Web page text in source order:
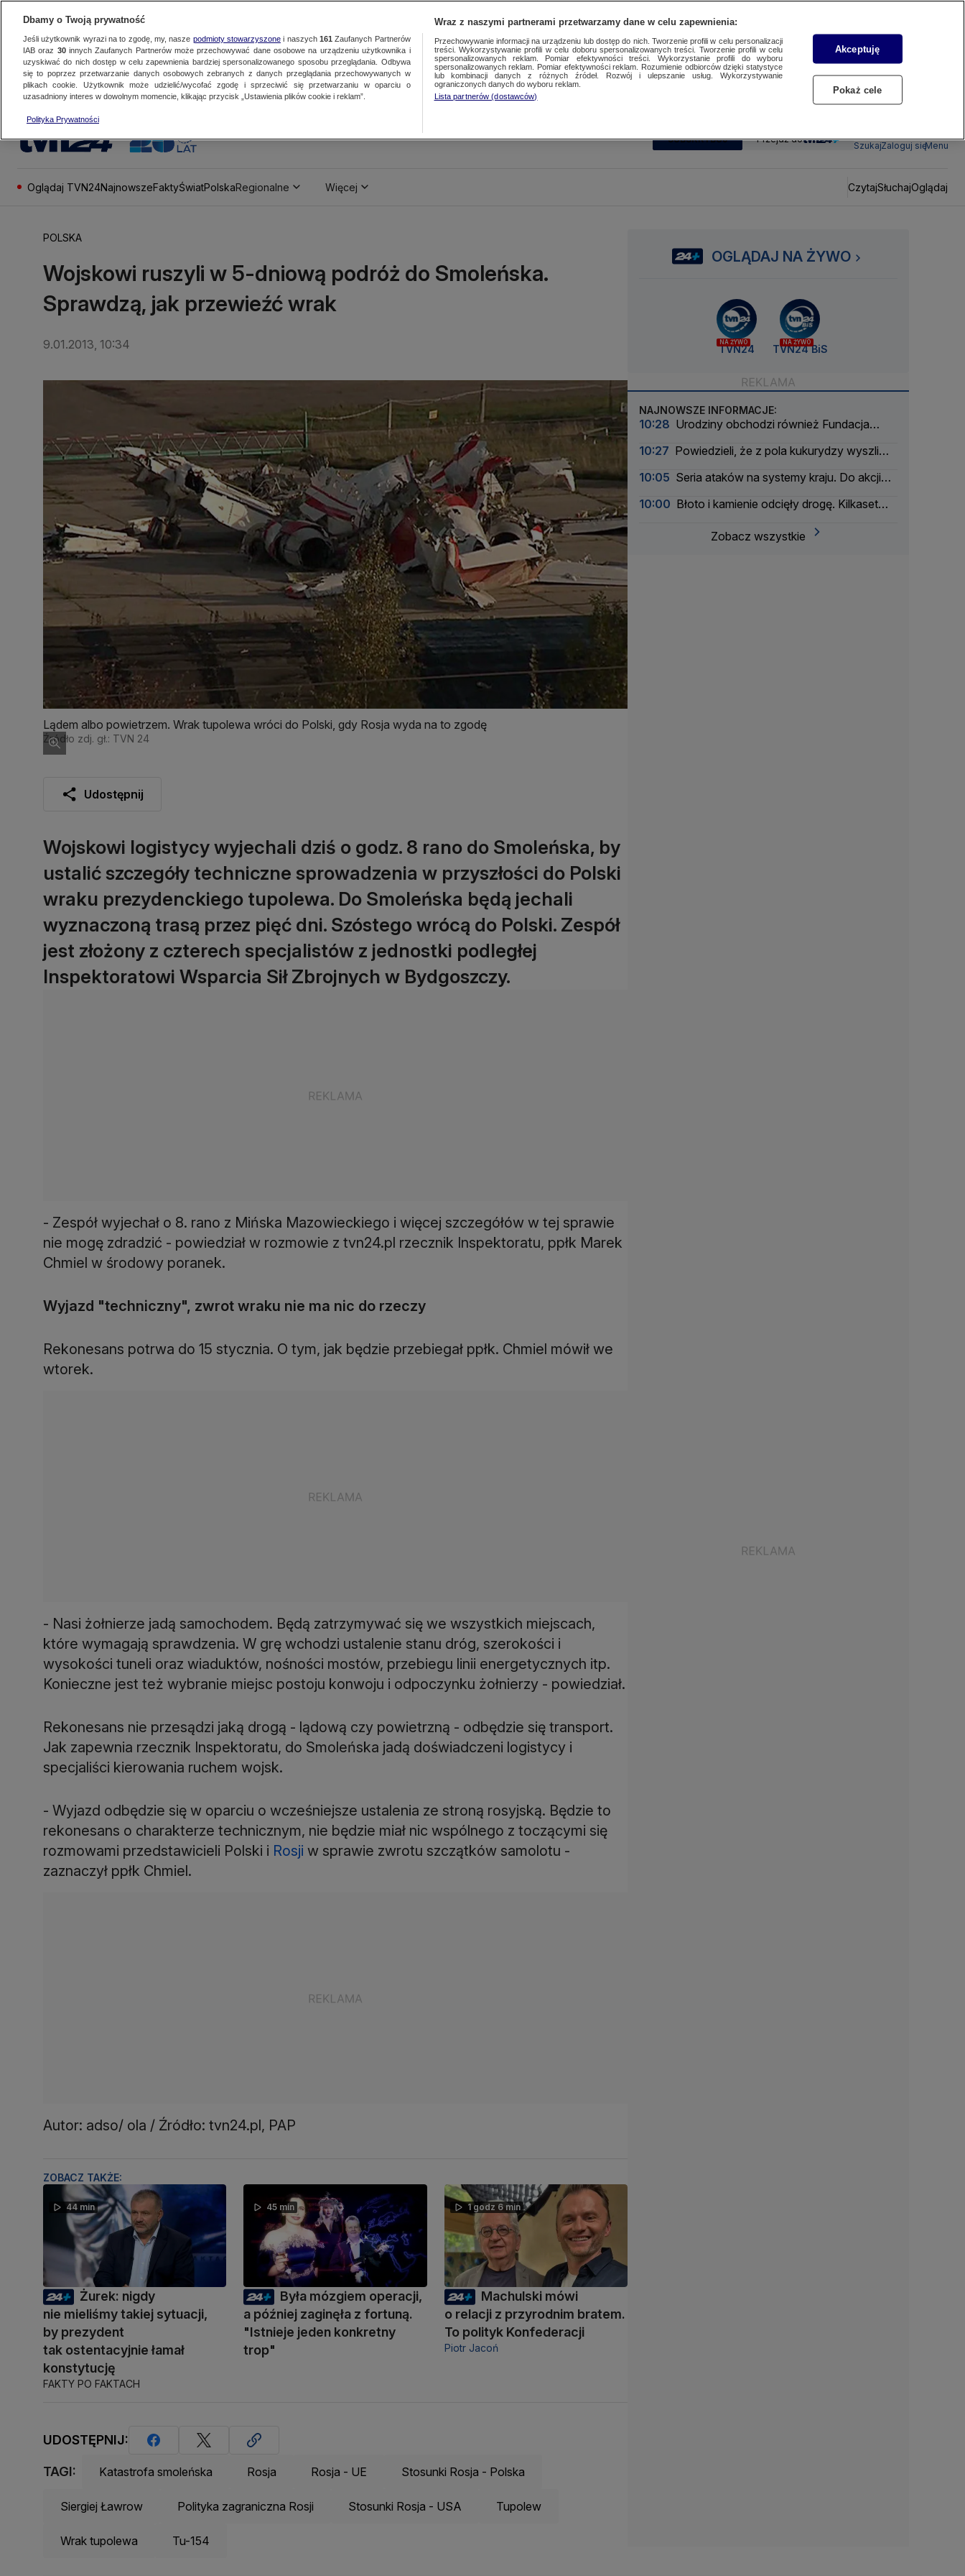
SUBSKRYBUJ Przejdź do
SzukajZaloguj sięMenu
Oglądaj TVN24NajnowszeFaktyŚwiatPolskaRegionalne Więcej CzytajSłuchajOglądaj
POLSKA
Wojskowi ruszyli w 5-dniową podróż do Smoleńska.
Sprawdzą, jak przewieźć wrak
9.01.2013, 10:34
Lądem albo powietrzem. Wrak tupolewa wróci do Polski, gdy Rosja wyda na to zgodę
Źródło zdj. gł.: TVN 24
Udostępnij
Wojskowi logistycy wyjechali dziś o godz. 8 rano do Smoleńska, by
ustalić szczegóły techniczne sprowadzenia w przyszłości do Polski
wraku prezydenckiego tupolewa. Do Smoleńska będą jechali
wyznaczoną trasą przez pięć dni. Szóstego wrócą do Polski. Zespół
jest złożony z czterech specjalistów z jednostki podległej
Inspektoratowi Wsparcia Sił Zbrojnych w Bydgoszczy.
- Zespół wyjechał o 8. rano z Mińska Mazowieckiego i więcej szczegółów w tej sprawie
nie mogę zdradzić - powiedział w rozmowie z tvn24.pl rzecznik Inspektoratu, ppłk Marek
Chmiel w środowy poranek.
Wyjazd "techniczny", zwrot wraku nie ma nic do rzeczy
Rekonesans potrwa do 15 stycznia. O tym, jak będzie przebiegał ppłk. Chmiel mówił we
wtorek.
- Nasi żołnierze jadą samochodem. Będą zatrzymywać się we wszystkich miejscach,
które wymagają sprawdzenia. W grę wchodzi ustalenie stanu dróg, szerokości i
wysokości tuneli oraz wiaduktów, nośności mostów, przebiegu linii energetycznych itp.
Konieczne jest też wybranie miejsc postoju konwoju i odpoczynku żołnierzy - powiedział.
Rekonesans nie przesądzi jaką drogą - lądową czy powietrzną - odbędzie się transport.
Jak zapewnia rzecznik Inspektoratu, do Smoleńska jadą doświadczeni logistycy i
specjaliści kierowania ruchem wojsk.
- Wyjazd odbędzie się w oparciu o wcześniejsze ustalenia ze stroną rosyjską. Będzie to
rekonesans o charakterze technicznym, nie będzie miał nic wspólnego z toczącymi się
rozmowami przedstawicieli Polski i Rosji w sprawie zwrotu szczątków samolotu -
zaznaczył ppłk Chmiel.
Autor: adso/ ola / Źródło: tvn24.pl, PAP
ZOBACZ TAKŻE:
44 min
Żurek: nigdy
nie mieliśmy takiej sytuacji,
by prezydent
tak ostentacyjnie łamał
konstytucję
FAKTY PO FAKTACH
45 min
Była mózgiem operacji,
a później zaginęła z fortuną.
"Istnieje jeden konkretny
trop"
1 godz 6 min
Machulski mówi
o relacji z przyrodnim bratem.
To polityk Konfederacji
Piotr Jacoń
UDOSTĘPNIJ:
TAGI: Katastrofa smoleńska Rosja Rosja - UE Stosunki Rosja - Polska
Siergiej Ławrow Polityka zagraniczna Rosji Stosunki Rosja - USA Tupolew
Wrak tupolewa Tu-154
OGLĄDAJ NA ŻYWO
NA ŻYWO
TVN24
NA ŻYWO
TVN24 BiS
NAJNOWSZE INFORMACJE:
10:28 Urodziny obchodzi również Fundacja
10:27 Powiedzieli, że z pola kukurydzy wyszli
10:05 Seria ataków na systemy kraju. Do akcji
10:00 Błoto i kamienie odcięły drogę. Kilkaset
Zobacz wszystkie
Dbamy o Twoją prywatność
Jeśli użytkownik wyrazi na to zgodę, my, nasze podmioty stowarzyszonei naszych 161 Zaufanych Partnerów
IAB oraz 30innych Zaufanych Partnerów może przechowywać dane osobowe na urządzeniu użytkownika i
uzyskiwać do nich dostęp w celu zapewnienia bardziej spersonalizowanego sposobu przeglądania. Odbywa
się to poprzez przetwarzanie danych osobowych zebranych z danych przeglądania przechowywanych w
plikach cookie. Użytkownik może udzielić/wycofać zgodę i sprzeciwić się przetwarzaniu w oparciu o
uzasadniony interes w dowolnym momencie, klikając przycisk „Ustawienia plików cookie i reklam”.
Polityka Prywatności
Wraz z naszymi partnerami przetwarzamy dane w celu zapewnienia:
Przechowywanie informacji na urządzeniu lub dostęp do nich. Tworzenie profili w celu personalizacji
treści. Wykorzystywanie profili w celu doboru spersonalizowanych treści. Tworzenie profili w celu
spersonalizowanych reklam. Pomiar efektywności treści. Wykorzystanie profili do wyboru
spersonalizowanych reklam. Pomiar efektywności reklam. Rozumienie odbiorców dzięki statystyce
lub kombinacji danych z różnych źródeł. Rozwój i ulepszanie usług. Wykorzystywanie
ograniczonych danych do wyboru reklam.
Lista partnerów (dostawców)
Akceptuję
Pokaż cele